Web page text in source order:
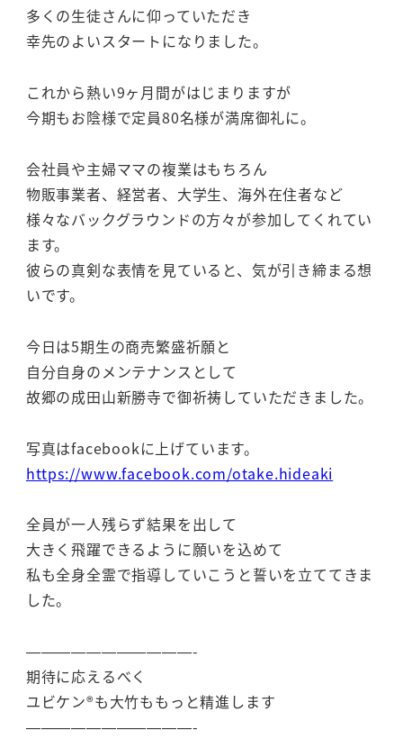
多くの生徒さんに仰っていただき
幸先のよいスタートになりました。
これから熱い9ヶ月間がはじまりますが
今期もお陰様で定員80名様が満席御礼に。
会社員や主婦ママの複業はもちろん
物販事業者、経営者、大学生、海外在住者など
様々なバックグラウンドの方々が参加してくれてい
ます。
彼らの真剣な表情を見ていると、気が引き締まる想
いです。
今日は5期生の商売繁盛祈願と
自分自身のメンテナンスとして
故郷の成田山新勝寺で御祈祷していただきました。
写真はfacebookに上げています。
https://www.facebook.com/otake.hideaki
全員が一人残らず結果を出して
大きく飛躍できるように願いを込めて
私も全身全霊で指導していこうと誓いを立ててきま
した。
———————————-
期待に応えるべく
ユビケン®も大竹ももっと精進します
———————————-